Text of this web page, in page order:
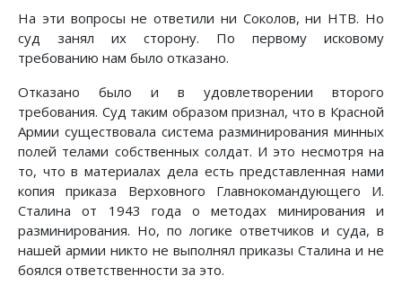
На эти вопросы не ответили ни Соколов, ни НТВ. Но
суд занял их сторону. По первому исковому
требованию нам было отказано.
Отказано было и в удовлетворении второго
требования. Суд таким образом признал, что в Красной
Армии существовала система разминирования минных
полей телами собственных солдат. И это несмотря на
то, что в материалах дела есть представленная нами
копия приказа Верховного Главнокомандующего И.
Сталина от 1943 года о методах минирования и
разминирования. Но, по логике ответчиков и суда, в
нашей армии никто не выполнял приказы Сталина и не
боялся ответственности за это.